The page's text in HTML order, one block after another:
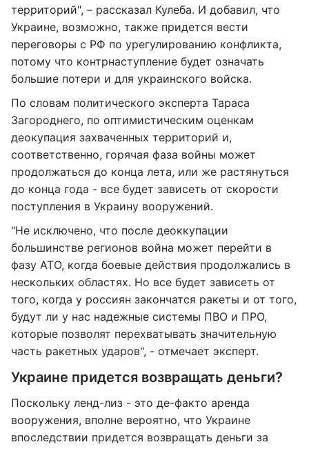
территорий", – рассказал Кулеба. И добавил, что
Украине, возможно, также придется вести
переговоры с РФ по урегулированию конфликта,
потому что контрнаступление будет означать
большие потери и для украинского войска.
По словам политического эксперта Тараса
Загороднего, по оптимистическим оценкам
деокупация захваченных территорий и,
соответственно, горячая фаза войны может
продолжаться до конца лета, или же растянуться
до конца года - все будет зависеть от скорости
поступления в Украину вооружений.
"Не исключено, что после деоккупации
большинстве регионов война может перейти в
фазу АТО, когда боевые действия продолжались в
нескольких областях. Но все будет зависеть от
того, когда у россиян закончатся ракеты и от того,
будут ли у нас надежные системы ПВО и ПРО,
которые позволят перехватывать значительную
часть ракетных ударов", - отмечает эксперт.
Украине придется возвращать деньги?
Поскольку ленд-лиз - это де-факто аренда
вооружения, вполне вероятно, что Украине
впоследствии придется возвращать деньги за